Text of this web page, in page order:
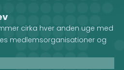
cirka hver anden uge med
medlemsorganisationer og